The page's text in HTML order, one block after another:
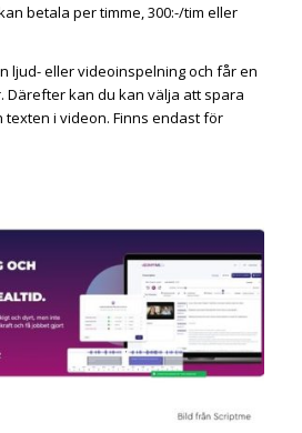
betala per timme, 300:-/tim eller
ljud- eller videoinspelning och får en
Därefter kan du kan välja att spara
i videon. Finns endast för